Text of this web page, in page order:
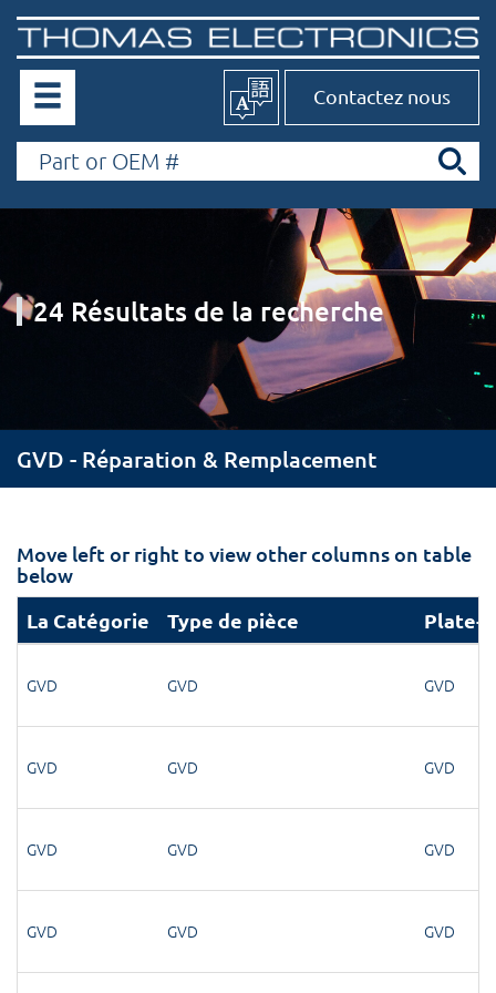
Contactez nous
24 Résultats de la recherche
GVD - Réparation & Remplacement
Move left or right to view other columns on table
below
La Catégorie
Type de pièce Plate-
GVD GVD GVD
GVD GVD GVD
GVD GVD GVD
GVD GVD GVD